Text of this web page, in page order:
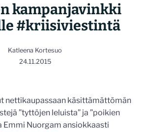
kampanjavinkki
#kriisiviestintä
Katleena Kortesuo
24.11.2015
nettikaupassaan käsittämättömän
”tyttöjen leluista” ja ”poikien
Emmi Nuorgam ansiokkaasti